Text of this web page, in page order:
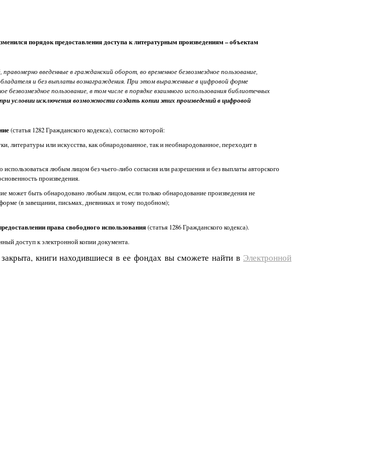
порядок предоставления доступа к литературным произведениям – объектам
введенные в гражданский оборот, во временное безвозмездное пользование,
и без выплаты вознаграждения. При этом выраженные в цифровой форме
пользование, в том числе в порядке взаимного использования библиотечных
условии исключения возможности создать копии этих произведений в цифровой
(статья 1282 Гражданского кодекса), согласно которой:
литературы или искусства, как обнародованное, так и необнародованное, переходит в
любым лицом без чьего-либо согласия или разрешения и без выплаты авторского
произведения.
может быть обнародовано любым лицом, если только обнародование произведения не
(в завещании, письмах, дневниках и тому подобном);
права свободного использования(статья 1286 Гражданского кодекса).
доступ к электронной копии документа.
книги находившиеся в ее фондах вы сможете найти в Электронной